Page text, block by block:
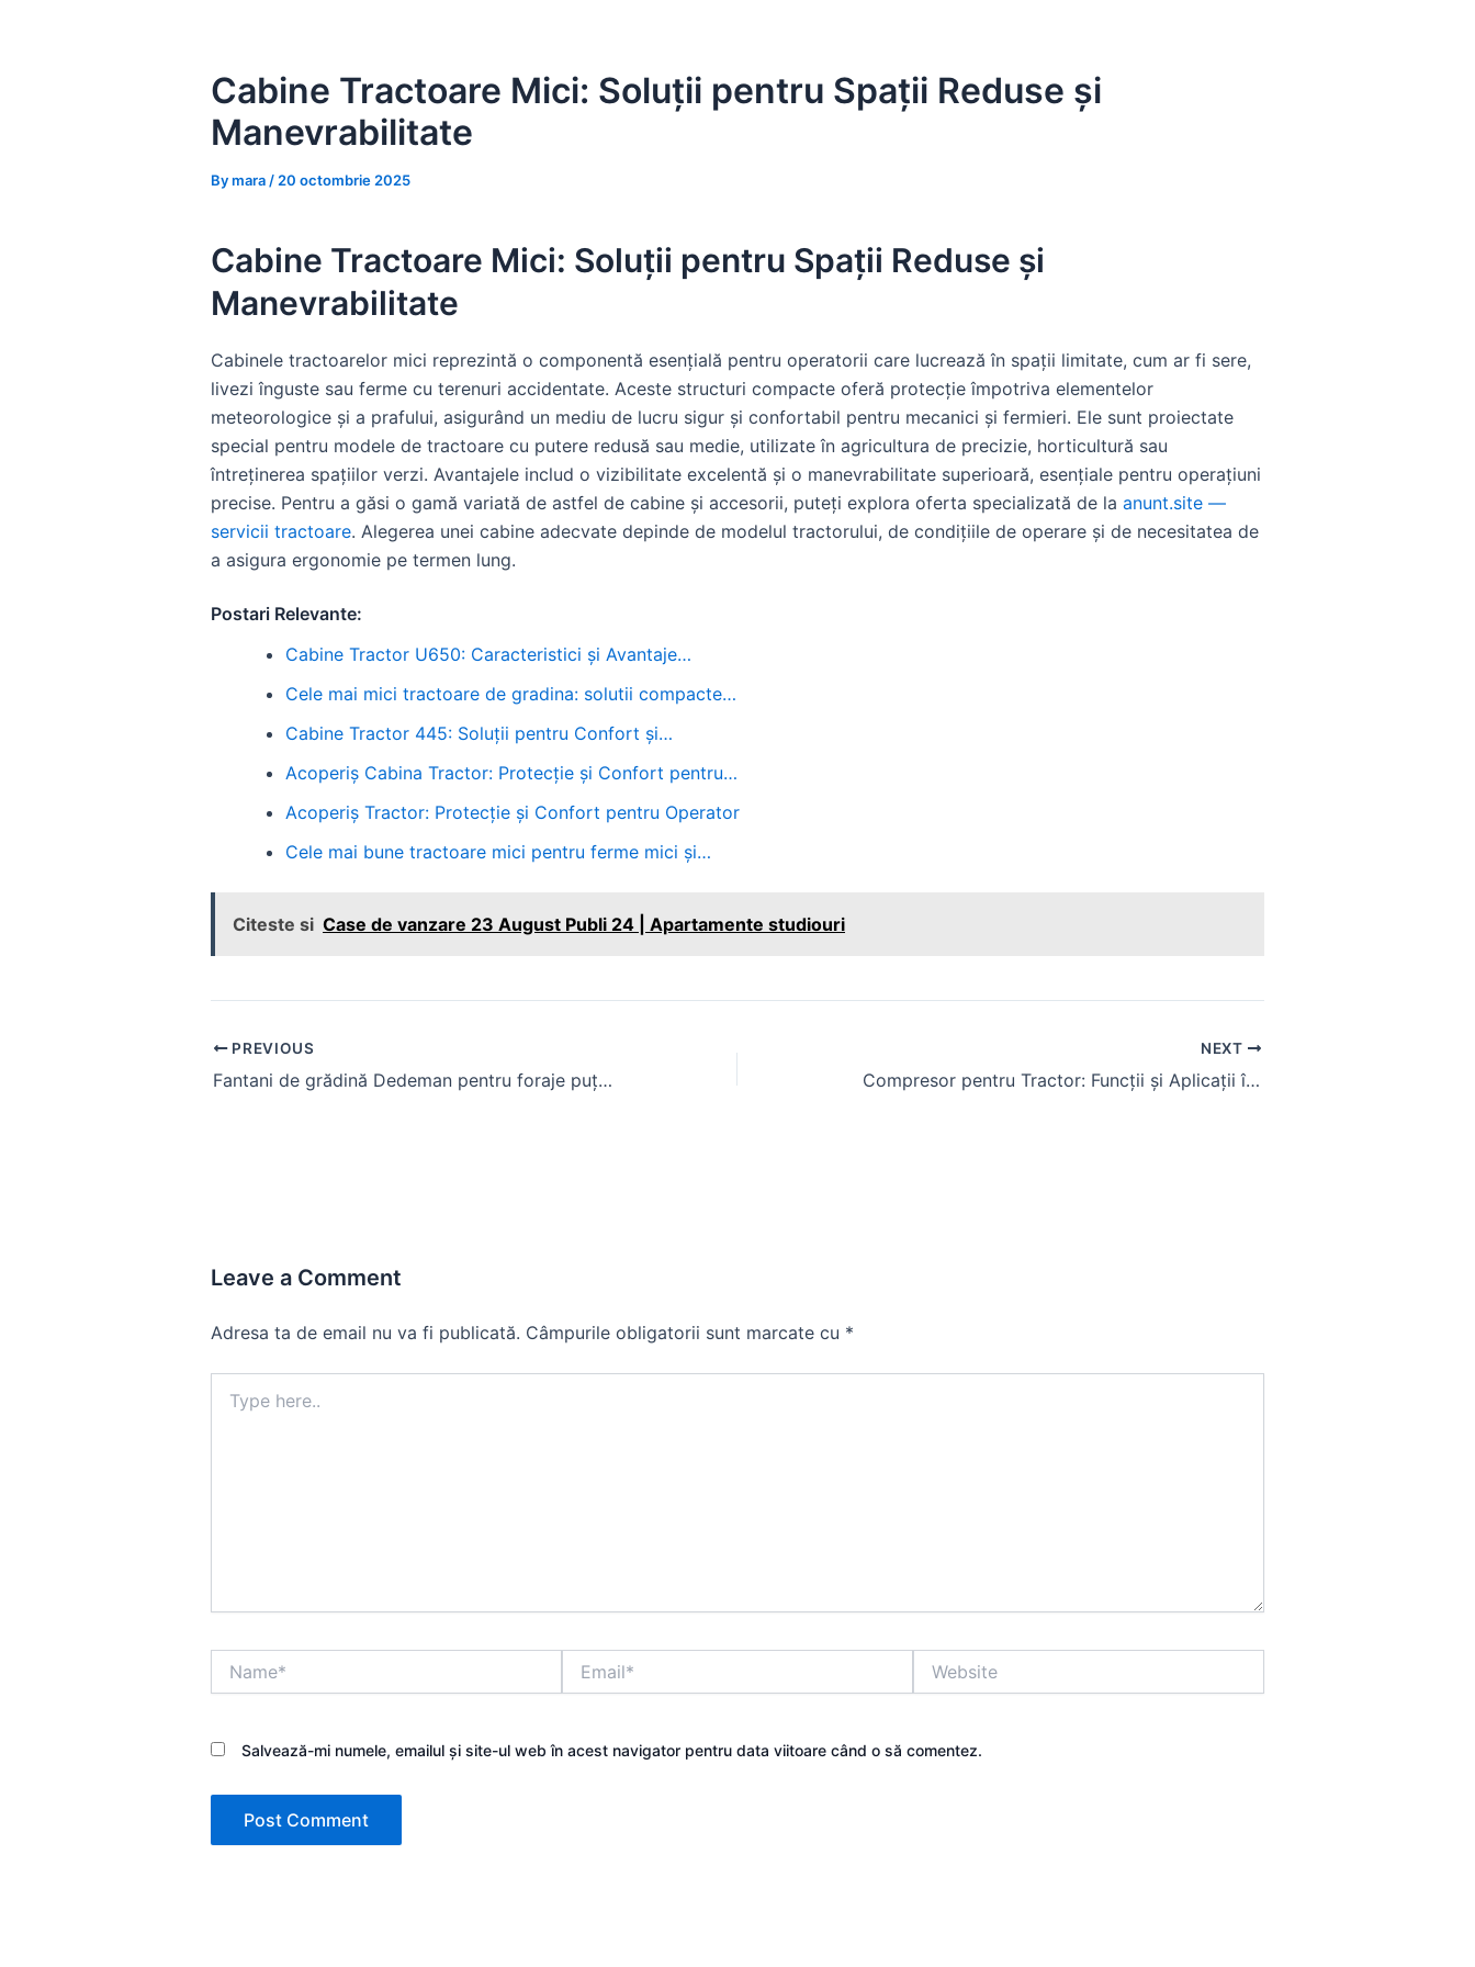
Cabine Tractoare Mici: Soluții pentru Spații Reduse și
Manevrabilitate
Bymara / 20 octombrie 2025
Cabine Tractoare Mici: Soluții pentru Spații Reduse și
Manevrabilitate
Cabinele tractoarelor mici reprezintă o componentă esențială pentru operatorii care lucrează în spații limitate, cum ar fi sere,
livezi înguste sau ferme cu terenuri accidentate. Aceste structuri compacte oferă protecție împotriva elementelor
meteorologice și a prafului, asigurând un mediu de lucru sigur și confortabil pentru mecanici și fermieri. Ele sunt proiectate
special pentru modele de tractoare cu putere redusă sau medie, utilizate în agricultura de precizie, horticultură sau
întreținerea spațiilor verzi. Avantajele includ o vizibilitate excelentă și o manevrabilitate superioară, esențiale pentru operațiuni
precise. Pentru a găsi o gamă variată de astfel de cabine și accesorii, puteți explora oferta specializată de la anunt.site —
servicii tractoare. Alegerea unei cabine adecvate depinde de modelul tractorului, de condițiile de operare și de necesitatea de
a asigura ergonomie pe termen lung.
Postari Relevante:
Cabine Tractor U650: Caracteristici și Avantaje…
Cele mai mici tractoare de gradina: solutii compacte…
Cabine Tractor 445: Soluții pentru Confort și…
Acoperiș Cabina Tractor: Protecție și Confort pentru…
Acoperiș Tractor: Protecție și Confort pentru Operator
Cele mai bune tractoare mici pentru ferme mici și…
Citeste si Case de vanzare 23 August Publi 24 | Apartamente studiouri
Post
navigation
PREVIOUS
Fantani de grădină Dedeman pentru foraje puțuri
NEXT
Compresor pentru Tractor: Funcții și Aplicații în Agricultură
Leave a Comment
Adresa ta de email nu va fi publicată. Câmpurile obligatorii sunt marcate cu *
here..
Salvează-mi numele, emailul și site-ul web în acest navigator pentru data viitoare când o să comentez.